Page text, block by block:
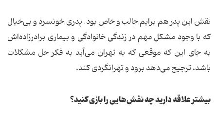
نقش این پدر هم برایم جالب و خاص بود. پدری خونسرد و بی‌خیال
که با وجود مشکل مهم در زندگی خانوادگی و بیماری برادرزاده‌اش
به جای این که موقعی که به تهران می‌آید به فکر حل مشکلات
باشد، ترجیح می‌دهد برود و تهرانگردی کند.
بیشتر علاقه دارید چه نقش‌هایی را بازی کنید؟